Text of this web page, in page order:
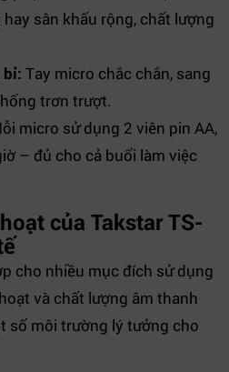
sân khấu rộng, chất lượng
bỉ: Tay micro chắc chắn, sang
trơn trượt.
micro sử dụng 2 viên pin AA,
– đủ cho cả buổi làm việc
của Takstar TS-
cho nhiều mục đích sử dụng
và chất lượng âm thanh
số môi trường lý tưởng cho